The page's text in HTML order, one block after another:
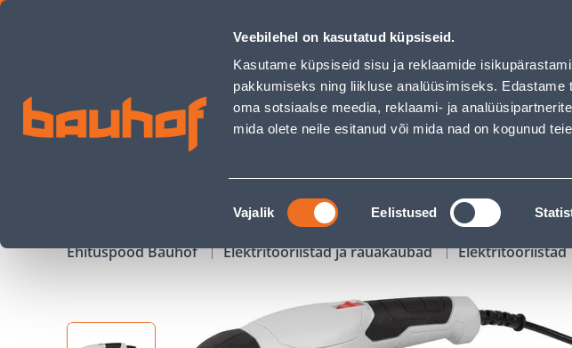
Veebilehel on kasutatud küpsiseid.
Kasutame küpsiseid sisu ja reklaamide
pakkumiseks ning liikluse analüüsimiseks.
oma sotsiaalse meedia, reklaami- ja
mida olete neile esitanud või mida nad on kogunud
Nõusoleku
valik
Vajalik Eelistused
TALDLIHVIJA POWERPLUS POWC40100 150W - Bauhof has loaded
Äriklienditeenindus Klienditeenindus Teenused
KAMPAANIAD KATALOOGID
Ehituspood Bauhof Elektritööriistad ja rauakaubad Elektritööriistad